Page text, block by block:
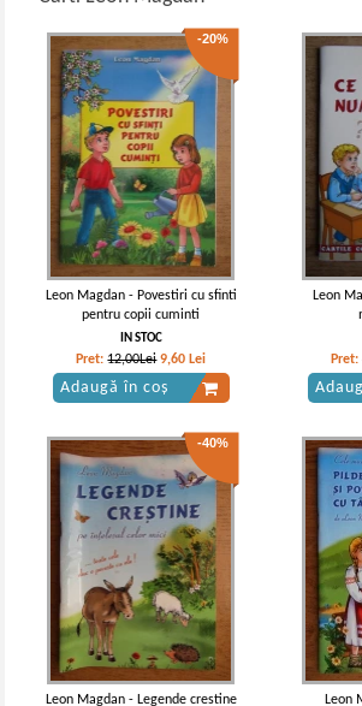
-20%
Leon Magdan - Povestiri cu sfinti
pentru copii cuminti
IN STOC
Pret:12,00Lei 9,60 Lei
Adaugă în coș
Leon
Pret:
-40%
Leon Magdan - Legende crestine
Leon